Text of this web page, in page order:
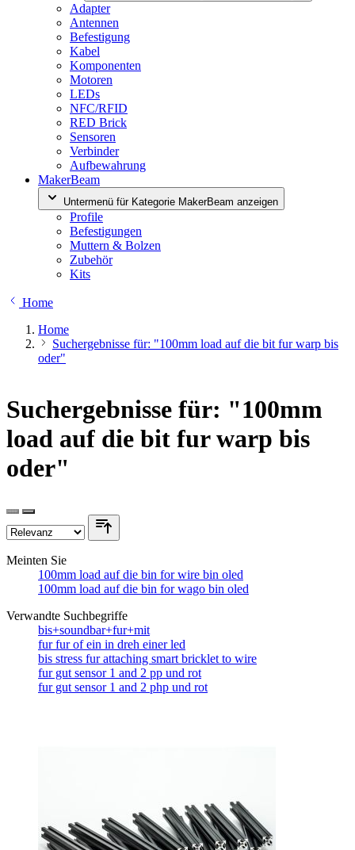
Adapter
Antennen
Befestigung
Kabel
Komponenten
Motoren
LEDs
NFC/RFID
RED Brick
Sensoren
Verbinder
Aufbewahrung
MakerBeam
Untermenü für Kategorie MakerBeam anzeigen
Profile
Befestigungen
Muttern & Bolzen
Zubehör
Kits
Home
Home
Suchergebnisse für: "100mm load auf die bit fur warp bis
oder"
Suchergebnisse für: "100mm
load auf die bit fur warp bis
oder"
Meinten Sie
100mm load auf die bin for wire bin oled
100mm load auf die bin for wago bin oled
Verwandte Suchbegriffe
bis+soundbar+fur+mit
fur fur of ein in dreh einer led
bis stress fur attaching smart bricklet to wire
fur gut sensor 1 and 2 pp und rot
fur gut sensor 1 and 2 php und rot